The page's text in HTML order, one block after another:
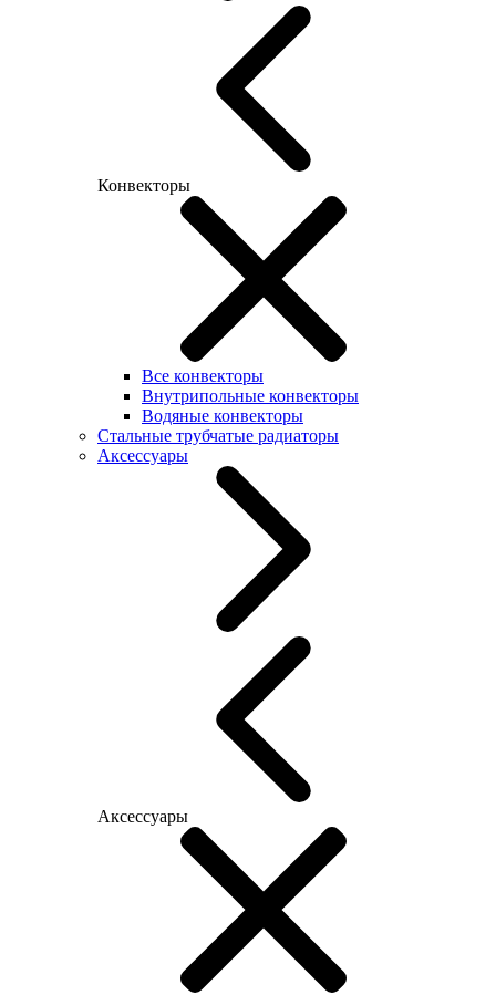
Конвекторы
Все конвекторы
Внутрипольные конвекторы
Водяные конвекторы
Стальные трубчатые радиаторы
Аксессуары
Аксессуары